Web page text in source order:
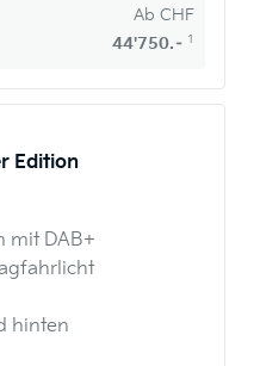
Ab CHF
44'750.– 1
Edition
mit DAB+
hinten